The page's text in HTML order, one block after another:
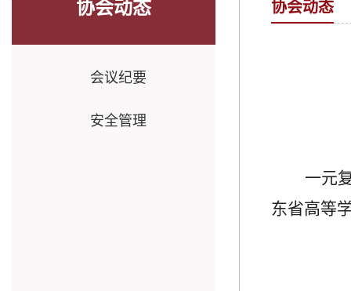
协会动态
会议纪要
安全管理
协会动态
一元
东省高等